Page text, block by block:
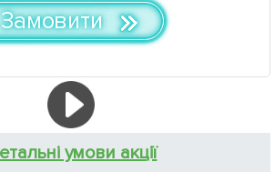
Замовити
умови акції